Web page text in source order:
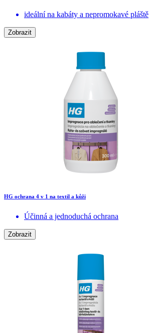
ideální na kabáty a nepromokavé pláště
Zobrazit
HG ochrana 4 v 1 na textil a kůži
Účinná a jednoduchá ochrana
Zobrazit